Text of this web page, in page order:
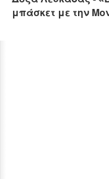
μπάσκετ με την